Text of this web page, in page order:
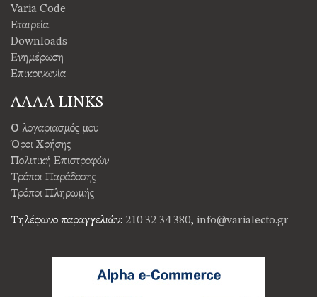
Varia Code
Εταιρεία
Downloads
Ενημέρωση
Επικοινωνία
ΑΛΛΑ LINKS
Ο λογαριασμός μου
Όροι Χρήσης
Πολιτική Επιστροφών
Τρόποι Παράδοσης
Τρόποι Πληρωμής
Τηλέφωνο παραγγελιών: 210 32 34 380, info@varialecto.gr